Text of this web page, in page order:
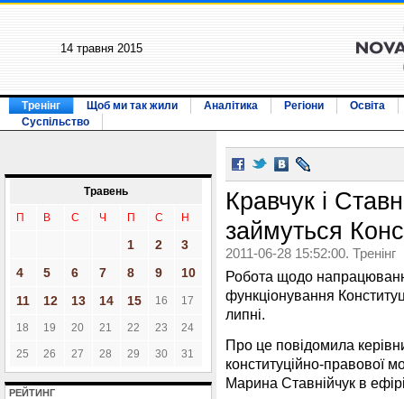
14 травня 2015
Тренінг Щоб ми так жили Аналітика Регіони
Освіта
Суспільство
Травень
П В С Ч П С Н
1 2
3
4
5 6 7 8 9
10
11
12 13 14 15 16 17
18 19 20 21 22 23 24
25 26 27 28 29 30 31
РЕЙТИНГ
Кравчук і
займуться
2011-06-28 15:52:00. Тренінг
Робота щодо
функціонування
липні.
Про це повідомила
конституційно-правової
Марина Ставнійчук в